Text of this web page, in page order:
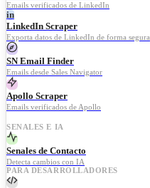
Emails verificados de LinkedIn
in
LinkedIn Scraper
Exporta datos de LinkedIn de forma segura
SN Email Finder
Emails desde Sales Navigator
Apollo Scraper
Emails verificados de Apollo
SENALES E IA
Senales de Contacto
Detecta cambios con IA
PARA DESARROLLADORES